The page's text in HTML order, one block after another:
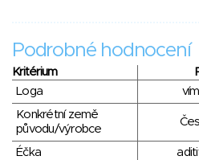
Podrobné hodnocení
Kritérium
Loga
Konkrétní země
původu/výrobce
Éčka